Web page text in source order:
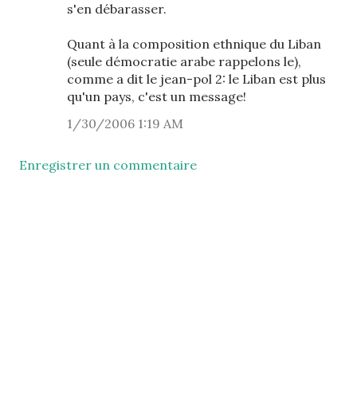
s'en débarasser.
Quant à la composition ethnique du Liban
(seule démocratie arabe rappelons le),
comme a dit le jean-pol 2: le Liban est plus
qu'un pays, c'est un message!
1/30/2006 1:19 AM
Enregistrer un commentaire